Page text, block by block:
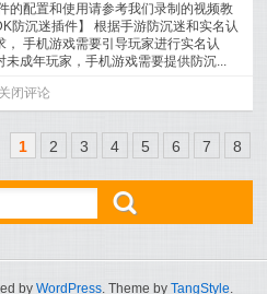
的配置和使用请参考我们录制的视频教
防沉迷插件】 根据手游防沉迷和实名认
， 手机游戏需要引导玩家进行实名认
未成年玩家，手机游戏需要提供防沉...
闭评论
1 2 3 4 5 6 7 8
ő
by WordPress. Theme by TangStyle.